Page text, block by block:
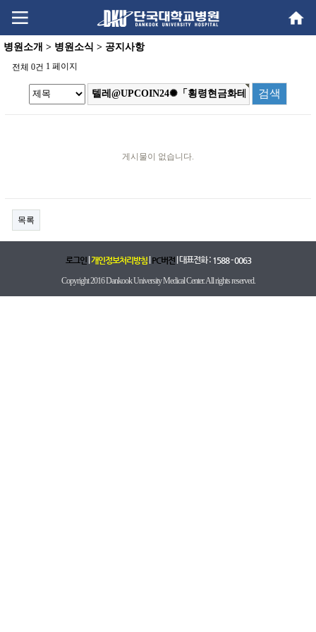
content
menu
병원소개 > 병원소식 > 공지사항
전체 0건 1 페이지
게시물이 없습니다.
목록
로그인|개인정보처리방침|PC버전| 대표전화 : 1588 - 0063
Copyright 2016 Dankook University Medical Center. All rights reserved.